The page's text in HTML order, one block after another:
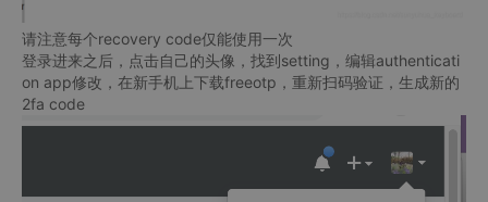
请注意每个recovery code仅能使用一次
登录进来之后，点击自己的头像，找到setting，编辑authenticati
on app修改，在新手机上下载freeotp，重新扫码验证，生成新的
2fa code